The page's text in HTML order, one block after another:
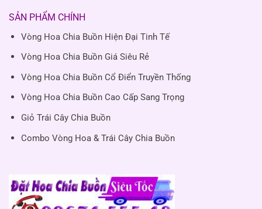
SẢN PHẨM CHÍNH
Vòng Hoa Chia Buồn Hiện Đại Tinh Tế
Vòng Hoa Chia Buồn Giá Siêu Rẻ
Vòng Hoa Chia Buồn Cổ Điển Truyền Thống
Vòng Hoa Chia Buồn Cao Cấp Sang Trọng
Giỏ Trái Cây Chia Buồn
Combo Vòng Hoa & Trái Cây Chia Buồn